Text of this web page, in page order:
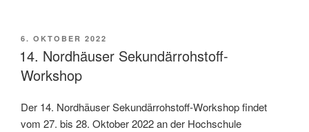
VERÖFFENTLICHT
AM
6. OKTOBER 2022
14. Nordhäuser Sekundärrohstoff-
Workshop
Der 14. Nordhäuser Sekundärrohstoff-Workshop findet
vom 27. bis 28. Oktober 2022 an der Hochschule